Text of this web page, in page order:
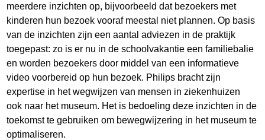
meerdere inzichten op, bijvoorbeeld dat bezoekers met
kinderen hun bezoek vooraf meestal niet plannen. Op basis
van de inzichten zijn een aantal adviezen in de praktijk
toegepast: zo is er nu in de schoolvakantie een familiebalie
en worden bezoekers door middel van een informatieve
video voorbereid op hun bezoek. Philips bracht zijn
expertise in het wegwijzen van mensen in ziekenhuizen
ook naar het museum. Het is bedoeling deze inzichten in de
toekomst te gebruiken om bewegwijzering in het museum te
optimaliseren.